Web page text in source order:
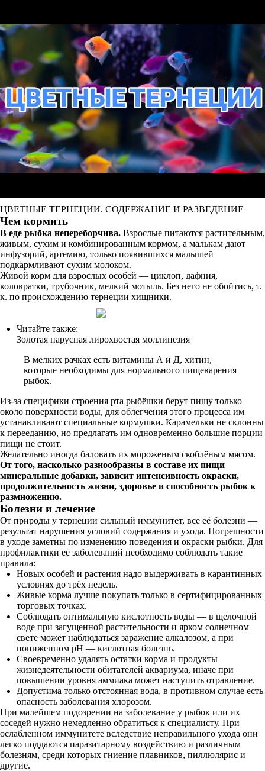
ЦВЕТНЫЕ ТЕРНЕЦИИ. СОДЕРЖАНИЕ И РАЗВЕДЕНИЕ
Чем кормить
В еде рыбка непереборчива. Взрослые питаются растительным,
живым, сухим и комбинированным кормом, а малькам дают
инфузорий, артемию, только появившихся малышей
подкармливают сухим молоком.
Живой корм для взрослых особей — циклоп, дафния,
коловратки, трубочник, мелкий мотыль. Без него не обойтись, т.
к. по происхождению тернеции хищники.
Читайте также:
Золотая парусная лирохвостая моллинезия
В мелких рачках есть витамины А и Д, хитин,
которые необходимы для нормального пищеварения
рыбок.
Из-за специфики строения рта рыбёшки берут пищу только
около поверхности воды, для облегчения этого процесса им
устанавливают специальные кормушки. Карамельки не склонны
к перееданию, но предлагать им одновременно большие порции
пищи не стоит.
Желательно иногда баловать их мороженым скоблёным мясом.
От того, насколько разнообразны в составе их пищи
минеральные добавки, зависит интенсивность окраски,
продолжительность жизни, здоровье и способность рыбок к
размножению.
Болезни и лечение
От природы у тернеции сильный иммунитет, все её болезни —
результат нарушения условий содержания и ухода. Погрешности
в уходе заметны по изменению поведения и окраски рыбки. Для
профилактики её заболеваний необходимо соблюдать такие
правила:
Новых особей и растения надо выдерживать в карантинных
условиях до трёх недель.
Живые корма лучше покупать только в сертифицированных
торговых точках.
Соблюдать оптимальную кислотность воды — в щелочной
воде при загущенной растительности и ярком солнечном
свете может наблюдаться заражение алкалозом, а при
пониженном рН — кислотная болезнь.
Своевременно удалять остатки корма и продукты
жизнедеятельности обитателей аквариума, иначе при
повышении уровня аммиака может наступить отравление.
Допустима только отстоянная вода, в противном случае есть
опасность заболевания хлорозом.
При малейшем подозрении на заболевание у рыбок или их
соседей нужно немедленно обратиться к специалисту. При
ослабленном иммунитете вследствие неправильного ухода они
легко поддаются паразитарному воздействию и различным
болезням, среди которых гниение плавников, пиллюлярис и
другие.